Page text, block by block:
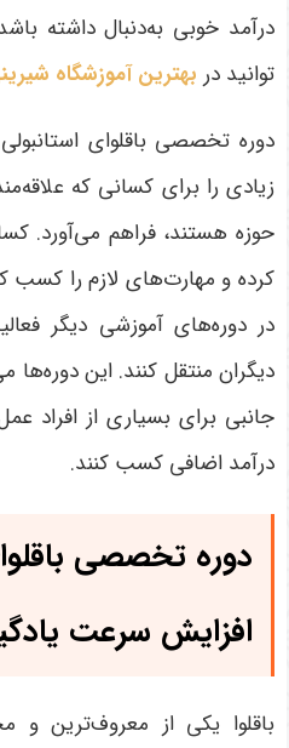
درآمد خوبی به‌دنبال داشته
توانید در بهترین آموزشگاه
دوره تخصصی باقلوای
زیادی را برای کسانی که
حوزه هستند، فراهم می‌آورد.
کرده و مهارت‌های لازم را کسب
در دوره‌های آموزشی دیگر
دیگران منتقل کنند. این
جانبی برای بسیاری از افراد
درآمد اضافی کسب کنند.
دوره تخصصی
افزایش سرعت
باقلوا یکی از معروف‌ترین و